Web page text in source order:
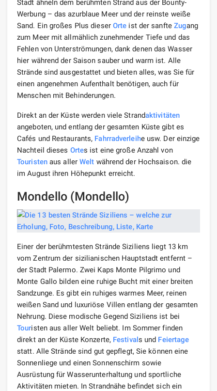
Stadt ähneln dem berühmten Strand aus der Bounty-
Werbung – das azurblaue Meer und der reinste weiße
Sand. Ein großes Plus dieser Orte ist der sanfte Zugang
zum Meer mit allmählich zunehmender Tiefe und das
Fehlen von Unterströmungen, dank denen das Wasser
hier während der Saison sauber und warm ist. Alle
Strände sind ausgestattet und bieten alles, was Sie für
einen angenehmen Aufenthalt benötigen, auch für
Menschen mit Behinderungen.
Direkt an der Küste werden viele Strandaktivitäten
angeboten, und entlang der gesamten Küste gibt es
Cafés und Restaurants, Fahrradverleihe usw. Der einzige
Nachteil dieses Ortes ist eine große Anzahl von
Touristenaus allerWelt während der Hochsaison. die
im August ihren Höhepunkt erreicht.
Mondello (Mondello)
Einer der berühmtesten Strände Siziliens liegt 13 km
vom Zentrum der sizilianischen Hauptstadt entfernt –
der Stadt Palermo. Zwei Kaps Monte Pilgrimo und
Monte Gallo bilden eine ruhige Bucht mit einer breiten
Sandzunge. Es gibt ein ruhiges warmes Meer, reinen
weißen Sand und luxuriöse Villen entlang der gesamten
Nehrung. Diese modische Gegend Siziliens ist bei
Touristen aus aller Welt beliebt. Im Sommer finden
direkt an der Küste Konzerte, Festivals und Feiertage
statt. Alle Strände sind gut gepflegt, Sie können eine
Sonnenliege und einen Sonnenschirm sowie
Ausrüstung für Wasserunterhaltung und sportliche
Aktivitäten mieten. In Strandnähe befindet sich ein